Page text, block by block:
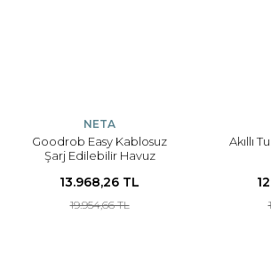
NETA
Goodrob Easy Kablosuz
Şarj Edilebilir Havuz
13.968,26 TL
19.954,66 TL
Akıllı